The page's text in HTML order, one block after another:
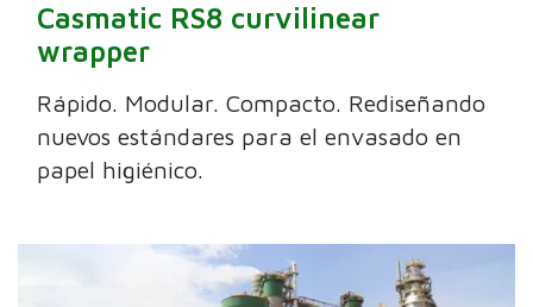
Casmatic RS8 curvilinear
wrapper
Rápido. Modular. Compacto. Rediseñando
nuevos estándares para el envasado en
papel higiénico.